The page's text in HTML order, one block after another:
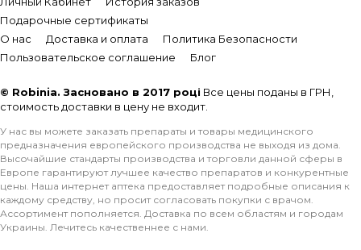
Подарочные сертификаты
О нас
Доставка и оплата
Политика Безопасности
Пользовательское соглашение
Блог
© Robinia. Засновано в 2017 році Все цены поданы в ГРН,
стоимость доставки в цену не входит.
У нас вы можете заказать препараты и товары медицинского
предназначения европейского производства не выходя из дома.
Высочайшие стандарты производства и торговли данной сферы в
Европе гарантируют лучшее качество препаратов и конкурентные
цены. Наша интернет аптека предоставляет подробные описания к
каждому средству, но просит согласовать покупки с врачом.
Ассортимент пополняется. Доставка по всем областям и городам
Украины. Лечитесь качественнее с нами.